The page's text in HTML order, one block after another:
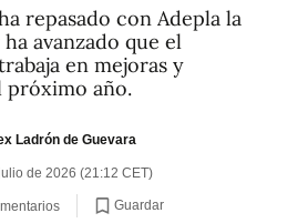
repasado con Adepla la
avanzado que el
en mejoras y
próximo año.
Ladrón de Guevara
de 2026 (21:12 CET)
Guardar